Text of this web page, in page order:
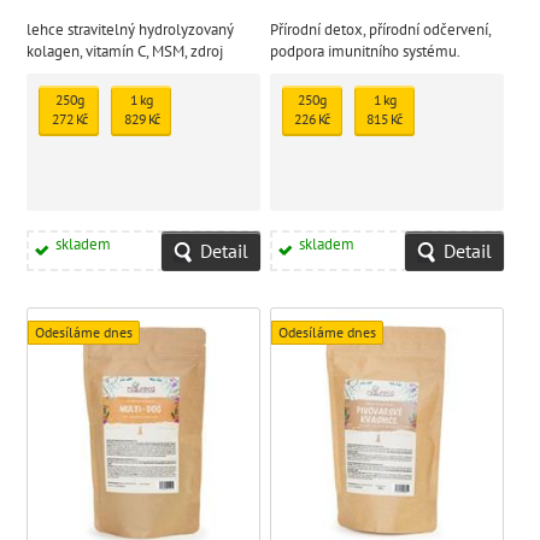
lehce stravitelný hydrolyzovaný
kolagen, vitamín C, MSM, zdroj
250g
272 Kč
1 kg
829 Kč
skladem Detail
Přírodní detox, přírodní odčervení,
podpora imunitního systému.
250g
226 Kč
1 kg
815 Kč
skladem Detail
Odesíláme dnes Odesíláme dnes